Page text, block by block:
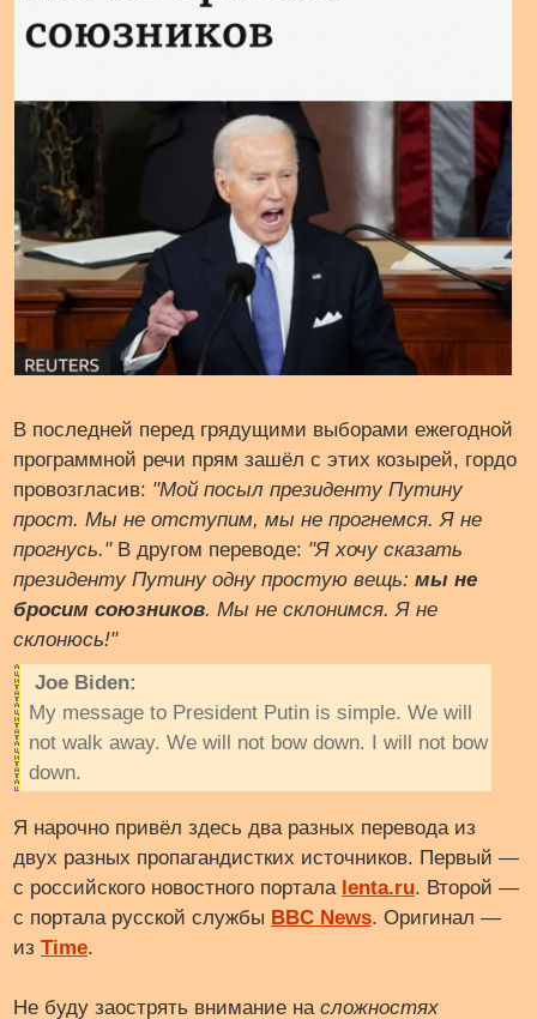
В последней перед грядущими выборами ежегодной
программной речи прям зашёл с этих козырей, гордо
провозгласив: "Мой посыл президенту Путину
прост. Мы не отступим, мы не прогнемся. Я не
прогнусь."В другом переводе: "Я хочу сказать
президенту Путину одну простую вещь: мы не
бросим союзников. Мы не склонимся. Я не
склонюсь!"
Joe Biden:
My message to President Putin is simple. We will
not walk away. We will not bow down. I will not bow
down.
Я нарочно привёл здесь два разных перевода из
двух разных пропагандистких источников. Первый —
с российского новостного портала lenta.ru. Второй —
с портала русской службы BBC News. Оригинал —
из Time.
Не буду заострять внимание на сложностях